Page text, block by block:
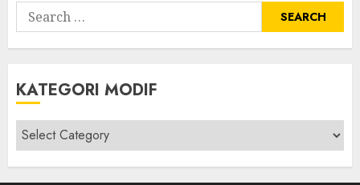
Search
for:
KATEGORI MODIF
Kategori
modif